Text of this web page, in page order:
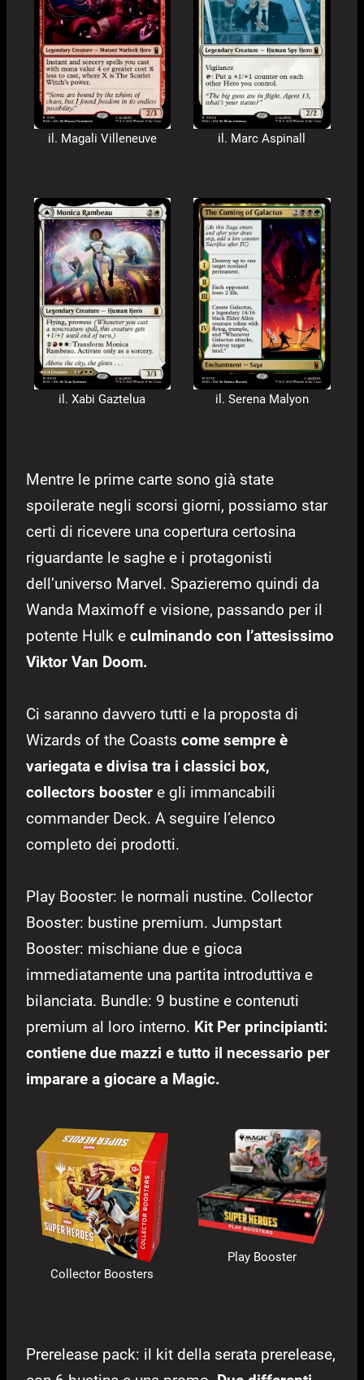
il. Magali Villeneuve il. Marc Aspinall
il. Xabi Gaztelua il. Serena Malyon
Mentre le prime carte sono già state
spoilerate negli scorsi giorni, possiamo star
certi di ricevere una copertura certosina
riguardante le saghe e i protagonisti
dell’universo Marvel. Spazieremo quindi da
Wanda Maximoff e visione, passando per il
potente Hulk e culminando con l’attesissimo
Viktor Van Doom.
Ci saranno davvero tutti e la proposta di
Wizards of the Coasts come sempre è
variegata e divisa tra i classici box,
collectors booster e gli immancabili
commander Deck. A seguire l’elenco
completo dei prodotti.
Play Booster: le normali nustine. Collector
Booster: bustine premium. Jumpstart
Booster: mischiane due e gioca
immediatamente una partita introduttiva e
bilanciata. Bundle: 9 bustine e contenuti
premium al loro interno. Kit Per principianti:
contiene due mazzi e tutto il necessario per
imparare a giocare a Magic.
Collector Boosters
Play Booster
Prerelease pack: il kit della serata prerelease,